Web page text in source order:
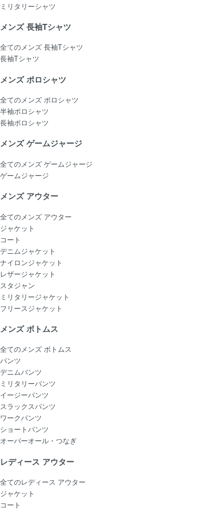
ミリタリーシャツ
メンズ 長袖Tシャツ
全てのメンズ 長袖Tシャツ
長袖Tシャツ
メンズ ポロシャツ
全てのメンズ ポロシャツ
半袖ポロシャツ
長袖ポロシャツ
メンズ ゲームジャージ
全てのメンズ ゲームジャージ
ゲームジャージ
メンズ アウター
全てのメンズ アウター
ジャケット
コート
デニムジャケット
ナイロンジャケット
レザージャケット
スタジャン
ミリタリージャケット
フリースジャケット
メンズ ボトムス
全てのメンズ ボトムス
パンツ
デニムパンツ
ミリタリーパンツ
イージーパンツ
スラックスパンツ
ワークパンツ
ショートパンツ
オーバーオール・つなぎ
レディース アウター
全てのレディース アウター
ジャケット
コート